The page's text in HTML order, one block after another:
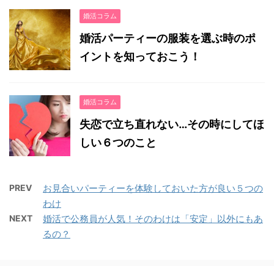
婚活コラム
婚活パーティーの服装を選ぶ時のポ
イントを知っておこう！
婚活コラム
失恋で立ち直れない…その時にしてほ
しい６つのこと
PREV
お見合いパーティーを体験しておいた方が良い５つの
わけ
NEXT
婚活で公務員が人気！そのわけは「安定」以外にもあ
るの？